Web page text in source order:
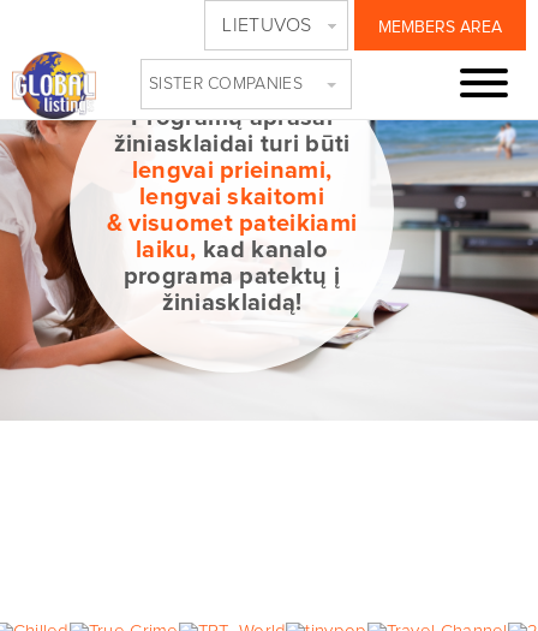
MEMBERS AREA
LIETUVOS
SISTER COMPANIES
Programų aprašai
žiniasklaidai turi būti
lengvai prieinami,
lengvai skaitomi
& visuomet pateikiami
laiku, kad kanalo
programa patektų į
žiniasklaidą!